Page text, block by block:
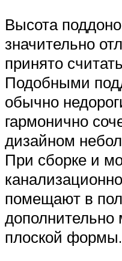
Высота
значительно
принято
Подобными
обычно
гармонично
дизайном
При сборке и
помещают в
дополнительно
плоской формы.